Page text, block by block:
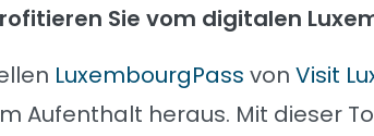
Sie vom digitalen
LuxembourgPass von Visit
Aufenthalt heraus. Mit dieser